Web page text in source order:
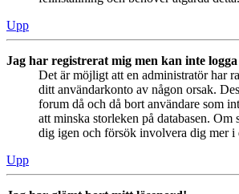
Upp
Jag har registrerat mig men kan inte
Det är möjligt att en administratör har
ditt användarkonto av någon orsak.
forum då och då bort användare som
att minska storleken på databasen. Om
dig igen och försök involvera dig mer i
Upp